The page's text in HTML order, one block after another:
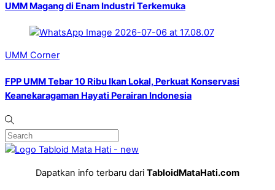
UMM Magang di Enam Industri Terkemuka
UMM Corner
FPP UMM Tebar 10 Ribu Ikan Lokal, Perkuat Konservasi
Keanekaragaman Hayati Perairan Indonesia
Dapatkan info terbaru dari TabloidMataHati.com